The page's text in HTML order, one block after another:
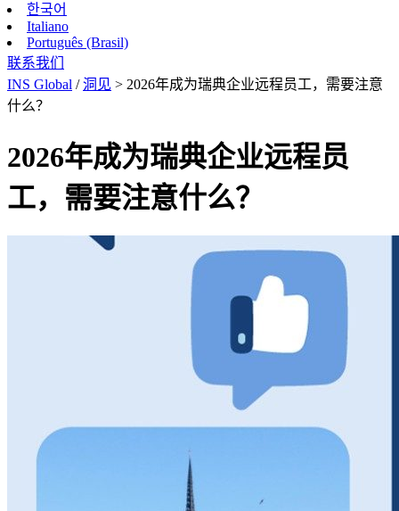
한국어
Italiano
Português (Brasil)
联系我们
INS Global /洞见 > 2026年成为瑞典企业远程员工，需要注意
什么？
2026年成为瑞典企业远程员
工，需要注意什么？